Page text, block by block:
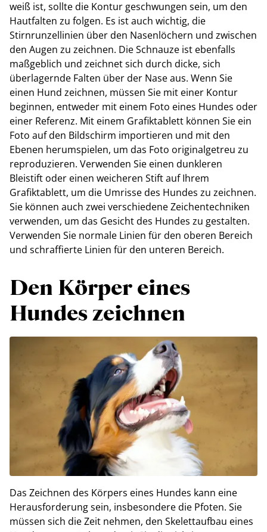
weiß ist, sollte die Kontur geschwungen sein, um den
Hautfalten zu folgen. Es ist auch wichtig, die
Stirnrunzellinien über den Nasenlöchern und zwischen
den Augen zu zeichnen. Die Schnauze ist ebenfalls
maßgeblich und zeichnet sich durch dicke, sich
überlagernde Falten über der Nase aus. Wenn Sie
einen Hund zeichnen, müssen Sie mit einer Kontur
beginnen, entweder mit einem Foto eines Hundes oder
einer Referenz. Mit einem Grafiktablett können Sie ein
Foto auf den Bildschirm importieren und mit den
Ebenen herumspielen, um das Foto originalgetreu zu
reproduzieren. Verwenden Sie einen dunkleren
Bleistift oder einen weicheren Stift auf Ihrem
Grafiktablett, um die Umrisse des Hundes zu zeichnen.
Sie können auch zwei verschiedene Zeichentechniken
verwenden, um das Gesicht des Hundes zu gestalten.
Verwenden Sie normale Linien für den oberen Bereich
und schraffierte Linien für den unteren Bereich.
Den Körper eines
Hundes zeichnen
Das Zeichnen des Körpers eines Hundes kann eine
Herausforderung sein, insbesondere die Pfoten. Sie
müssen sich die Zeit nehmen, den Skelettaufbau eines